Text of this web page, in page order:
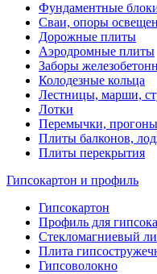
Фундаментные
Сваи, опоры
Дорожные плиты
Аэродромные плиты
Заборы
Колодезные кольца
Лестницы, марши,
Лотки
Перемычки, прогоны
Плиты балконов,
Плиты перекрытия
Гипсокартон и профиль
Гипсокартон
Профиль для
Стекломагниевый
Плита
Гипсоволокно